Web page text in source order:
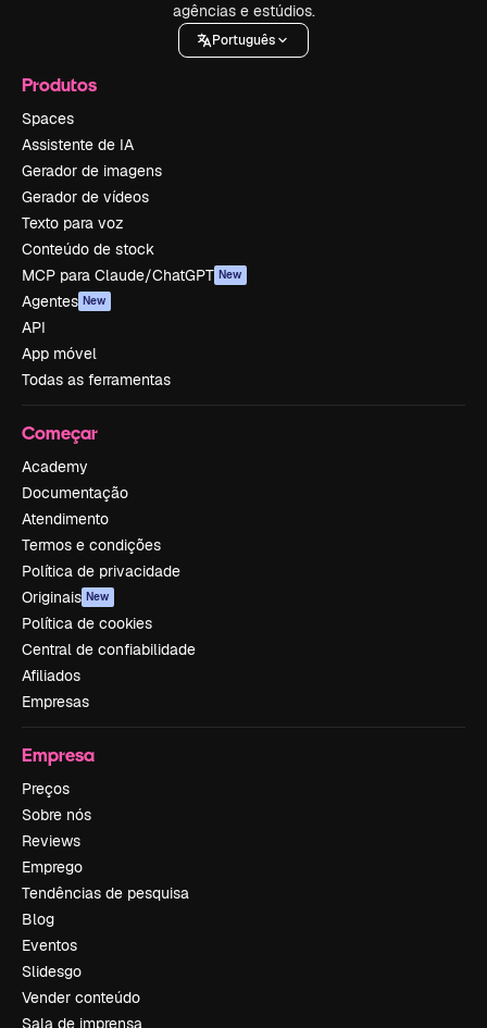
agências e estúdios.
Português
Produtos
Spaces
Assistente de IA
Gerador de imagens
Gerador de vídeos
Texto para voz
Conteúdo de stock
MCP para Claude/ChatGPT New
Agentes New
API
App móvel
Todas as ferramentas
Começar
Academy
Documentação
Atendimento
Termos e condições
Política de privacidade
Originais New
Política de cookies
Central de confiabilidade
Afiliados
Empresas
Empresa
Preços
Sobre nós
Reviews
Emprego
Tendências de pesquisa
Blog
Eventos
Slidesgo
Vender conteúdo
Sala de imprensa